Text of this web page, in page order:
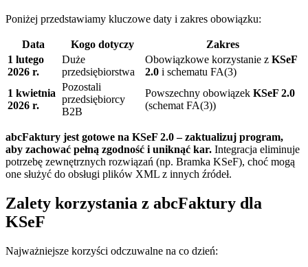
Poniżej przedstawiamy kluczowe daty i zakres obowiązku:
Data Kogo dotyczy
Zakres
1 lutego
2026 r.
Duże
przedsiębiorstwa
Obowiązkowe korzystanie z KSeF
2.0 i schematu FA(3)
1 kwietnia
2026 r.
Pozostali
przedsiębiorcy
B2B
Powszechny obowiązek KSeF 2.0
(schemat FA(3))
abcFaktury jest gotowe na KSeF 2.0 – zaktualizuj program,
aby zachować pełną zgodność i uniknąć kar. Integracja eliminuje
potrzebę zewnętrznych rozwiązań (np. Bramka KSeF), choć mogą
one służyć do obsługi plików XML z innych źródeł.
Zalety korzystania z abcFaktury dla
KSeF
Najważniejsze korzyści odczuwalne na co dzień: